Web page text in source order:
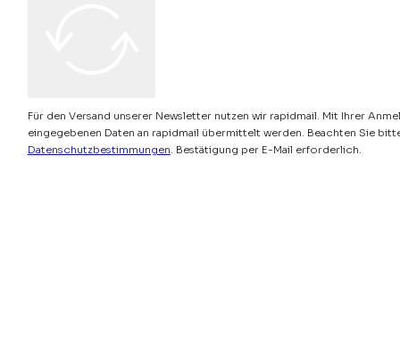
Für den Versand unserer Newsletter nutzen wir rapidmail. Mit Ihrer
eingegebenen Daten an rapidmail übermittelt werden. Beachten Sie
Datenschutzbestimmungen. Bestätigung per E-Mail erforderlich.